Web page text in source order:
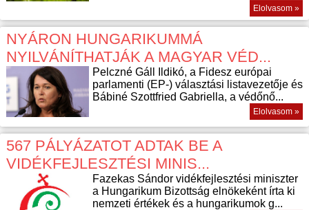
Elolvasom »
NYÁRON HUNGARIKUMMÁ
NYILVÁNÍTHATJÁK A MAGYAR VÉD...
Pelczné Gáll Ildikó, a Fidesz európai
parlamenti (EP-) választási listavezetője és
Bábiné Szottfried Gabriella, a védőnő...
Elolvasom »
567 PÁLYÁZATOT ADTAK BE A
VIDÉKFEJLESZTÉSI MINIS...
Fazekas Sándor vidékfejlesztési miniszter
a Hungarikum Bizottság elnökeként írta ki
nemzeti értékek és a hungarikumok g...